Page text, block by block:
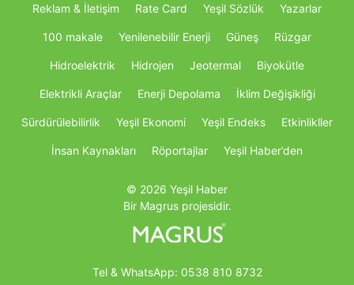
Reklam & İletişim Rate Card Yeşil Sözlük Yazarlar
100 makale Yenilenebilir Enerji Güneş Rüzgar
Hidroelektrik Hidrojen Jeotermal Biyokütle
Elektrikli Araçlar Enerji Depolama İklim Değişikliği
Sürdürülebilirlik Yeşil Ekonomi Yeşil Endeks Etkinlikller
İnsan Kaynakları Röportajlar Yeşil Haber’den
© 2026 Yeşil Haber
Bir Magrus projesidir.
Tel & WhatsApp: 0538 810 8732